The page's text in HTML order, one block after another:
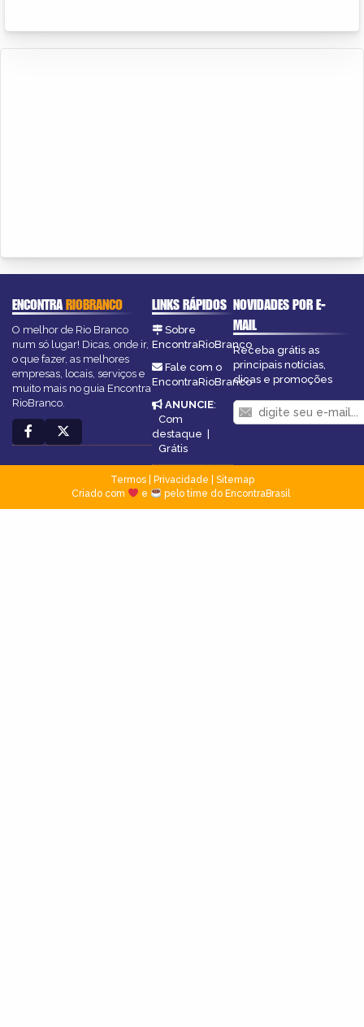
ENCONTRARIOBRANCO
O melhor de Rio Branco
num só lugar! Dicas, onde ir,
o que fazer, as melhores
empresas, locais, serviços e
muito mais no guia Encontra
RioBranco.
LINKS RÁPIDOS
Sobre
EncontraRioBranco
Fale com o
EncontraRioBranco
ANUNCIE:
Com
destaque |
Grátis
NOVIDADES POR E-
MAIL
Receba grátis as
principais notícias,
dicas e promoções
Termos| Privacidade
Sitemap
Criado com
e pelo time do EncontraBrasil